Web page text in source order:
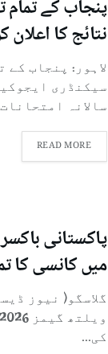
نتائج کا اعلان
لاہور: پنجاب
سالانہ امتحانات
READ MORE
میں کانسی کا
گلاسگو( نیوز
کی...